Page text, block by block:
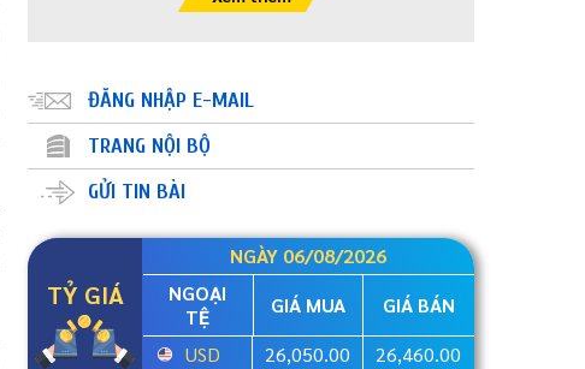
ĐĂNG NHẬP E-MAIL
TRANG NỘI BỘ
GỬI TIN BÀI
TỶ GIÁ
NGÀY 06/08/2026
NGOẠI
TỆ
GIÁ MUA
GIÁ BÁN
USD
26,050.00
26,460.00